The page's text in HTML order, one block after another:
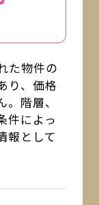
た物件の
り、価格
階層、
件によっ
報として